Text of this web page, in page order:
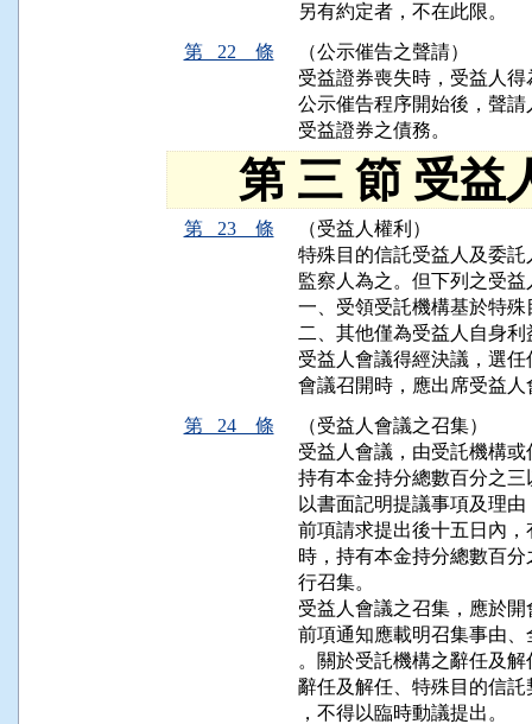
另有約定者，不在此限。
第 22 條
（公示催告之聲請）
受益證券喪失時，受益人
公示催告程序開始後，聲
受益證券之債務。
第 三 節 受益
第 23 條
（受益人權利）
特殊目的信託受益人及委
監察人為之。但下列之受
一、受領受託機構基於特
二、其他僅為受益人自身利
受益人會議得經決議，選
會議召開時，應出席受益人
第 24 條
（受益人會議之召集）
受益人會議，由受託機構
持有本金持分總數百分之
以書面記明提議事項及理
前項請求提出後十五日內
時，持有本金持分總數百
行召集。
受益人會議之召集，應於
前項通知應載明召集事由
。關於受託機構之辭任及
辭任及解任、特殊目的信
，不得以臨時動議提出。